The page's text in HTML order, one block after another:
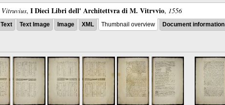
Vitruvius, I Dieci Libri dell' Architettvra di M. Vitrvvio, 1556
Text Text Image Image XML Thumbnail overview Document information